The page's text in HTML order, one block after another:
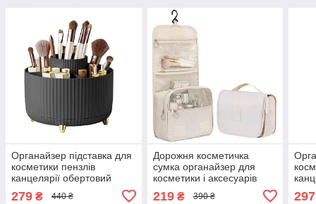
Органайзер підставка для
косметики пензлів
канцелярії обертовий
279 ₴ 440 ₴
Дорожня косметичка
сумка органайзер для
косметики і аксесуарів
підвісна Бежевий (60481)
219₴ 390 ₴ 297